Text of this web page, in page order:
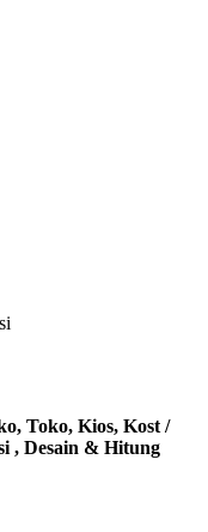
Toko, Kios, Kost /
, Desain & Hitung